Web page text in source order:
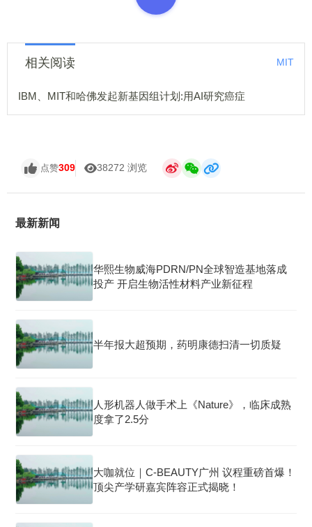
相关阅读 MIT
IBM、MIT和哈佛发起新基因组计划:用AI研究癌症
点赞309 38272 浏览
最新新闻
华熙生物威海PDRN/PN全球智造基地落成
投产 开启生物活性材料产业新征程
半年报大超预期，药明康德扫清一切质疑
人形机器人做手术上《Nature》，临床成熟
度拿了2.5分
大咖就位｜C-BEAUTY广州 议程重磅首爆！
顶尖产学研嘉宾阵容正式揭晓！